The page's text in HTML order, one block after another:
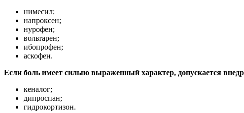
нимесил;
напроксен;
нурофен;
вольтарен;
ибопрофен;
аскофен.
Если боль имеет сильно выраженный характер, допускается
кеналог;
дипроспан;
гидрокортизон.